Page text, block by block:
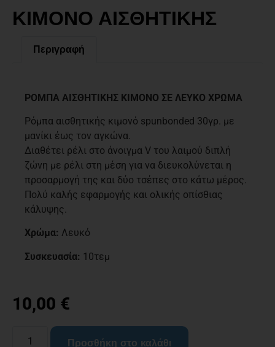
ΚΙΜΟΝΟ ΑΙΣΘΗΤΙΚΗΣ
Περιγραφή
ΡΟΜΠΑ ΑΙΣΘΗΤΙΚΗΣ ΚΙΜΟΝΟ ΣΕ ΛΕΥΚΟ ΧΡΩΜΑ
Ρόμπα αισθητικής κιμονό spunbonded 30γρ. με
μανίκι έως τον αγκώνα.
Διαθέτει ρέλι στο άνοιγμα V του λαιμού διπλή
ζώνη με ρέλι στη μέση για να διευκολύνεται η
προσαρμογή της και δύο τσέπες στο κάτω μέρος.
Πολύ καλής εφαρμογής και ολικής οπίσθιας
κάλυψης.
Χρώμα: Λευκό
Συσκευασία: 10τεμ
10,00 €
Προσθήκη στο καλάθι